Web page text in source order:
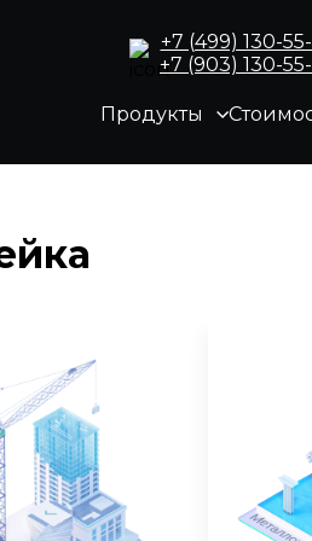
+7 (499) 130-
+7 (903) 130-
Продукты